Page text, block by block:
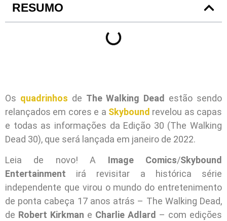
RESUMO
Os quadrinhos de The Walking Dead estão sendo
relançados em cores e a Skybound revelou as capas
e todas as informações da Edição 30 (The Walking
Dead 30), que será lançada em janeiro de 2022.
Leia de novo! A Image Comics/Skybound
Entertainment irá revisitar a histórica série
independente que virou o mundo do entretenimento
de ponta cabeça 17 anos atrás – The Walking Dead,
de Robert Kirkman e Charlie Adlard – com edições